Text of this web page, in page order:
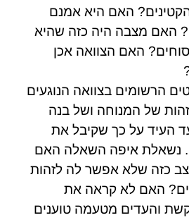
האם היא אמנם
האם מצבה היה כזה שהיא
האם הצוואה אכן
הרשומים בצוואה הנוגעים
של המנוחה ושל בנה
העיד על כך שקיבל את
נשאלת איפה השאלה האם
כזה שלא אפשר לה לזהות
האם לא קראה את
והעדים מטעמה טוענים